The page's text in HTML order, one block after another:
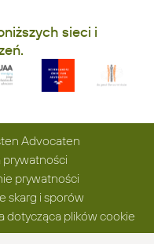
sieci i
Advocaten
prywatności
skarg i sporów
dotycząca plików cookie